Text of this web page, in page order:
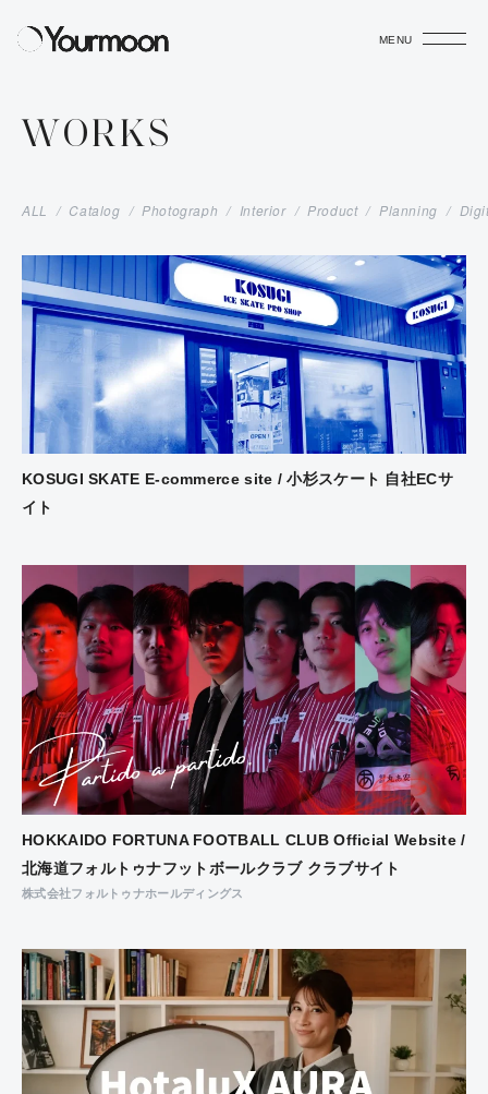
MENU
WORKS
ALL Catalog Photograph Interior Product Planning
KOSUGI SKATE E-commerce site / 小杉スケート 自社ECサ
イト
HOKKAIDO FORTUNA FOOTBALL CLUB Official Website /
北海道フォルトゥナフットボールクラブ クラブサイト
株式会社フォルトゥナホールディングス